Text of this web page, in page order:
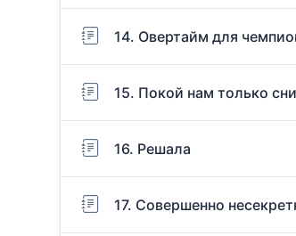
14. Овертайм для
15. Покой нам только
16. Решала
17. Совершенно